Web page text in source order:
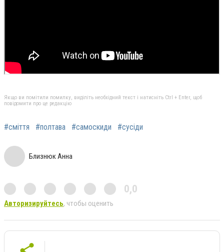
Якщо ви помітили помилку, виділіть необхідний текст і натисніть Ctrl + Enter, щоб
повідомити про це редакцію
#сміття #полтава #самоскиди #сусіди
Близнюк Анна
0,0
Авторизируйтесь, чтобы оценить